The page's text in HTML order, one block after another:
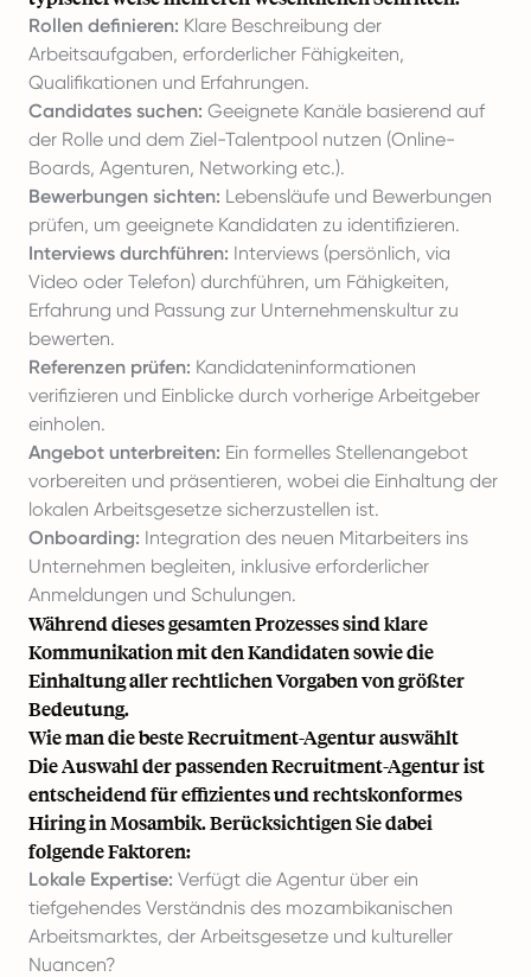
Rollen definieren: Klare Beschreibung der
Arbeitsaufgaben, erforderlicher Fähigkeiten,
Qualifikationen und Erfahrungen.
Candidates suchen: Geeignete Kanäle basierend auf
der Rolle und dem Ziel-Talentpool nutzen (Online-
Boards, Agenturen, Networking etc.).
Bewerbungen sichten: Lebensläufe und Bewerbungen
prüfen, um geeignete Kandidaten zu identifizieren.
Interviews durchführen: Interviews (persönlich, via
Video oder Telefon) durchführen, um Fähigkeiten,
Erfahrung und Passung zur Unternehmenskultur zu
bewerten.
Referenzen prüfen: Kandidateninformationen
verifizieren und Einblicke durch vorherige Arbeitgeber
einholen.
Angebot unterbreiten: Ein formelles Stellenangebot
vorbereiten und präsentieren, wobei die Einhaltung der
lokalen Arbeitsgesetze sicherzustellen ist.
Onboarding: Integration des neuen Mitarbeiters ins
Unternehmen begleiten, inklusive erforderlicher
Anmeldungen und Schulungen.
Während dieses gesamten Prozesses sind klare
Kommunikation mit den Kandidaten sowie die
Einhaltung aller rechtlichen Vorgaben von größter
Bedeutung.
Wie man die beste Recruitment-Agentur auswählt
Die Auswahl der passenden Recruitment-Agentur ist
entscheidend für effizientes und rechtskonformes
Hiring in Mosambik. Berücksichtigen Sie dabei
folgende Faktoren:
Lokale Expertise: Verfügt die Agentur über ein
tiefgehendes Verständnis des mozambikanischen
Arbeitsmarktes, der Arbeitsgesetze und kultureller
Nuancen?